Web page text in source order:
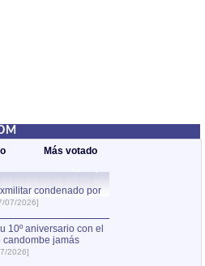
Más votado
condenado por
07/2026]
10º aniversario con el
candombe jamás
2026]